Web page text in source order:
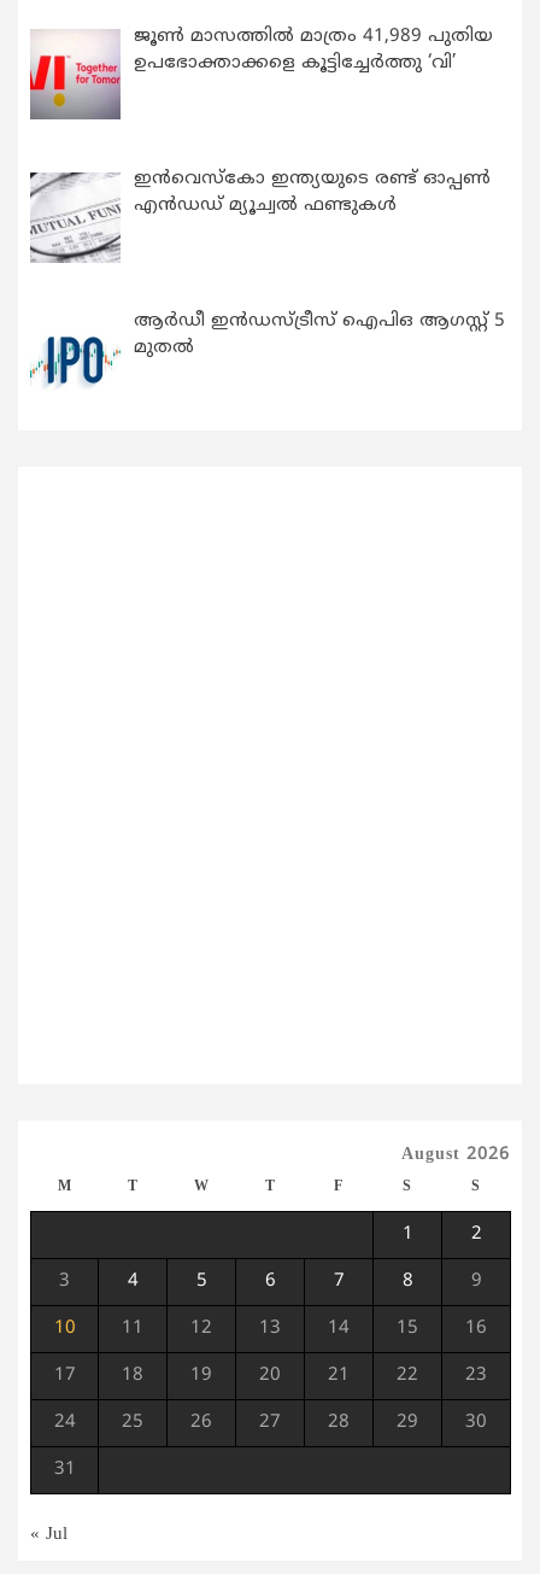
ജൂൺ മാസത്തിൽ മാത്രം 41,989 പുതിയ
ഉപഭോക്താക്കളെ കൂട്ടിച്ചേർത്തു ‘വി’
ഇന്‍വെസ്കോ ഇന്ത്യയുടെ രണ്ട് ഓപ്പണ്‍
എന്‍ഡഡ് മ്യൂച്വല്‍ ഫണ്ടുകള്‍
ആർഡീ ഇൻഡസ്ട്രീസ് ഐപിഒ ആഗസ്റ്റ് 5
മുതൽ
August 2026
M T W T F S S
1 2
3 4 5 6 7 8 9
10 11 12 13 14 15 16
17 18 19 20 21 22 23
24 25 26 27 28 29 30
31
« Jul